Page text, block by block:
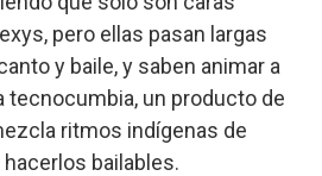
pero ellas pasan largas
y baile, y saben animar a
tecnocumbia, un producto de
ritmos indígenas de
hacerlos bailables.